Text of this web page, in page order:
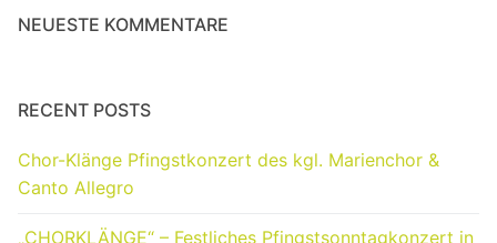
NEUESTE KOMMENTARE
RECENT POSTS
Chor-Klänge Pfingstkonzert des kgl. Marienchor &
Canto Allegro
„CHORKLÄNGE“ – Festliches Pfingstsonntagkonzert in